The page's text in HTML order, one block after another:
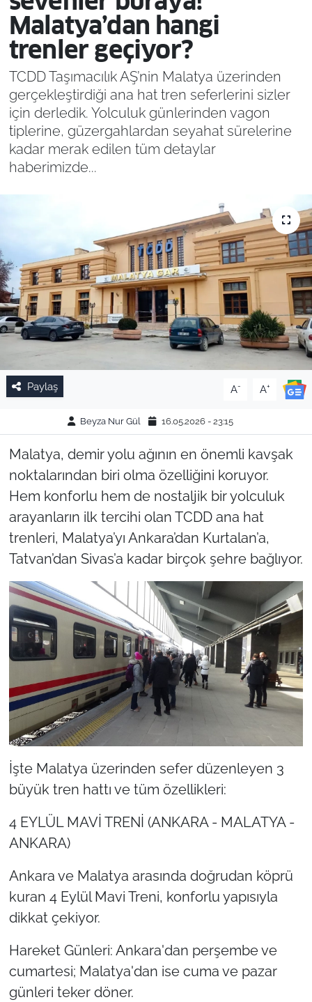
Malatya’dan hangi
trenler geçiyor?
TCDD Taşımacılık AŞ’nin Malatya üzerinden
gerçekleştirdiği ana hat tren seferlerini sizler
için derledik. Yolculuk günlerinden vagon
tiplerine, güzergahlardan seyahat sürelerine
kadar merak edilen tüm detaylar
haberimizde...
Paylaş A- A+
Beyza Nur Gül 16.05.2026 - 23:15
Malatya, demir yolu ağının en önemli kavşak
noktalarından biri olma özelliğini koruyor.
Hem konforlu hem de nostaljik bir yolculuk
arayanların ilk tercihi olan TCDD ana hat
trenleri, Malatya’yı Ankara’dan Kurtalan’a,
Tatvan’dan Sivas’a kadar birçok şehre bağlıyor.
İşte Malatya üzerinden sefer düzenleyen 3
büyük tren hattı ve tüm özellikleri:
4 EYLÜL MAVİ TRENİ (ANKARA - MALATYA -
ANKARA)
Ankara ve Malatya arasında doğrudan köprü
kuran 4 Eylül Mavi Treni, konforlu yapısıyla
dikkat çekiyor.
Hareket Günleri: Ankara'dan perşembe ve
cumartesi; Malatya'dan ise cuma ve pazar
günleri teker döner.